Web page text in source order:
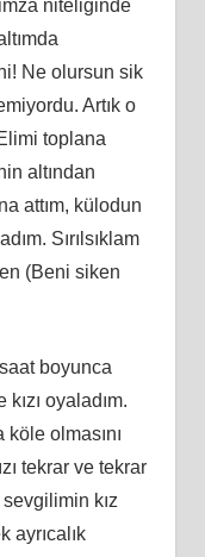
niteliğinde
Ne olursun sik
Artık o
toplana
altından
attım, külodun
Sırılsıklam
(Beni siken
boyunca
oyaladım.
olmasını
tekrar ve tekrar
kız
ayrıcalık